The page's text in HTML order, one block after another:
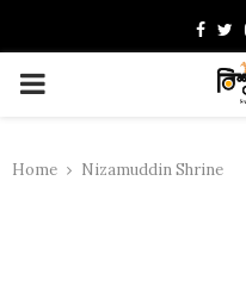
PRIMARY
Home Nizamuddin Shrine